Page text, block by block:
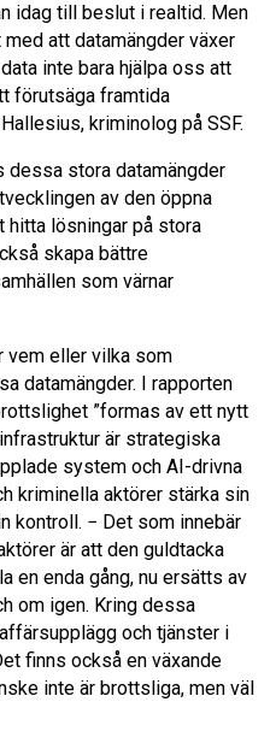
idag till beslut i realtid. Men
att datamängder växer
inte bara hjälpa oss att
förutsäga framtida
kriminolog på SSF.
dessa stora datamängder
av den öppna
hitta lösningar på stora
skapa bättre
som värnar
vem eller vilka som
datamängder. I rapporten
”formas av ett nytt
är strategiska
system och AI-drivna
kriminella aktörer stärka sin
kontroll. − Det som innebär
är att den guldtacka
en enda gång, nu ersätts av
om igen. Kring dessa
och tjänster i
finns också en växande
inte är brottsliga, men väl